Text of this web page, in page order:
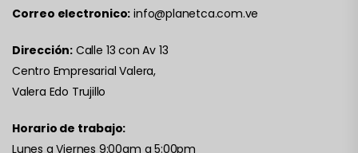
Correo electronico: info@planetca.com.ve
Dirección: Calle 13 con Av 13
Centro Empresarial Valera,
Valera Edo Trujillo
Horario de trabajo:
Lunes a Viernes 9:00am a 5:00pm